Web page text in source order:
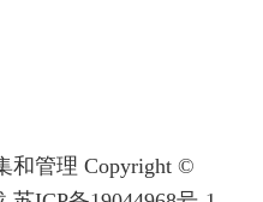
和管理 Copyright ©